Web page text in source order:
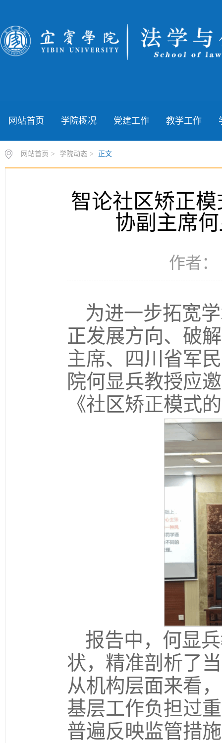
网站首页 学院概况 党建工作 教学工作
网站首页 > 学院动态 > 正文
智论社区矫正
协副主席
作者：
为进一步拓宽
正发展方向、破
主席、四川省军
院何显兵教授应
《社区矫正模式
报告中，何显
状，精准剖析了
从机构层面来看
基层工作负担过
普遍反映监管措